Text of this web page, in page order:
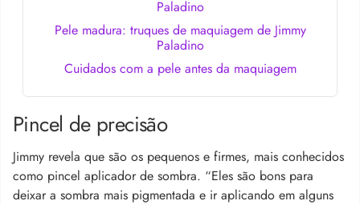
Paladino
Pele madura: truques de maquiagem de Jimmy
Paladino
Cuidados com a pele antes da maquiagem
Pincel de precisão
Jimmy revela que são os pequenos e firmes, mais conhecidos
como pincel aplicador de sombra. “Eles são bons para
deixar a sombra mais pigmentada e ir aplicando em alguns